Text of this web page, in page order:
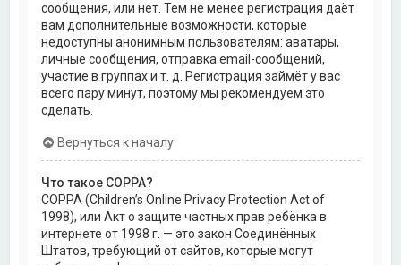
сообщения, или нет. Тем не менее регистрация даёт
вам дополнительные возможности, которые
недоступны анонимным пользователям: аватары,
личные сообщения, отправка email-сообщений,
участие в группах и т. д. Регистрация займёт у вас
всего пару минут, поэтому мы рекомендуем это
сделать.
Вернуться к началу
Что такое COPPA?
COPPA (Children’s Online Privacy Protection Act of
1998), или Акт о защите частных прав ребёнка в
интернете от 1998 г. — это закон Соединённых
Штатов, требующий от сайтов, которые могут